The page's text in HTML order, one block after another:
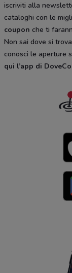
iscriviti alla
cataloghi con le
coupon che ti
Non sai dove si
conosci le aperture
qui l’app di